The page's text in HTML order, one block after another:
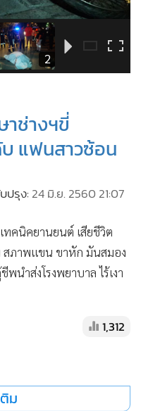
ช่างฯขี่
แฟนสาวซ้อน
ปรุง: 24 มิ.ย. 2560 21:07
คนิคยานยนต์ เสียชีวิต
ภาพแขน ขาหัก มันสมอง
นำส่งโรงพยาบาล ไร้เงา
1,312
ม
2